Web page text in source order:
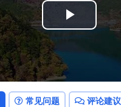
Play
Video
常见问题 评论建议